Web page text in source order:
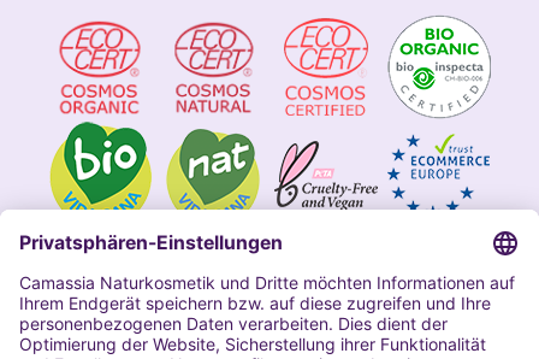
Impressum
Allgemeine Geschäftsbedingungen